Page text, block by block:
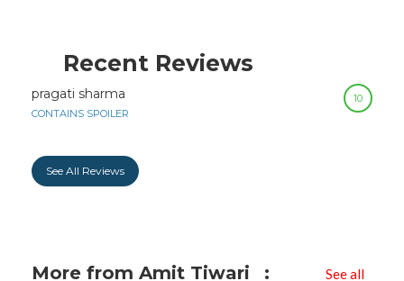
Recent Reviews
10
pragati sharma
CONTAINS SPOILER
See All Reviews
More from Amit Tiwari See all